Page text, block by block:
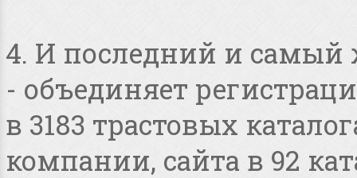
4. И последний и
- объединяет
в 3183 трастовых
компании, сайта в 92